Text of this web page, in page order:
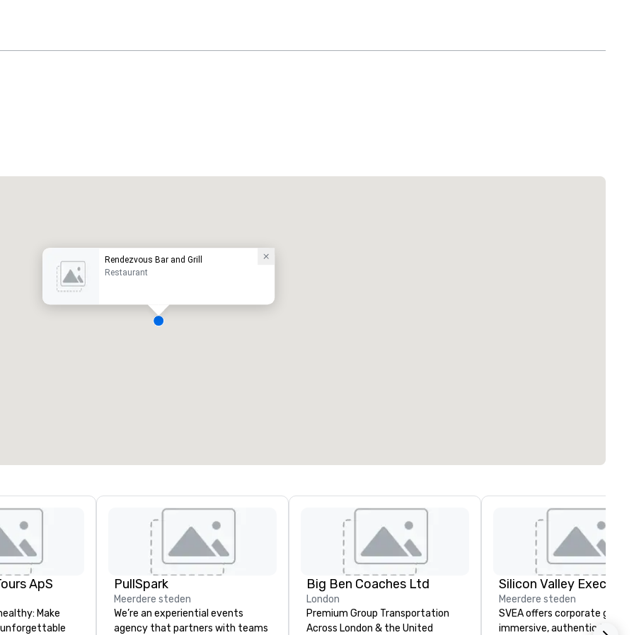
Rendezvous Bar and Grill
Restaurant
ApS
Make
PullSpark
Meerdere steden
We’re an experiential events
agency that partners with teams
Big Ben Coaches Ltd
London
Premium Group Transportation
Across London & the United
Meerdere steden
SVEA offers corporate
immersive, authentic Silicon